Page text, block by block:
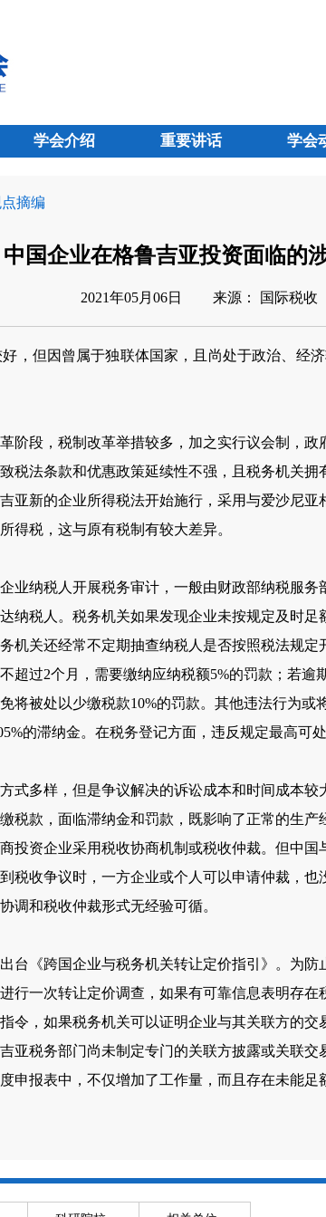
学会介绍 重要讲话 学会
摘编
中国企业在格鲁吉亚投资面临的
2021年05月06日 来源： 国际税收
，但因曾属于独联体国家，且尚处于政治、经
段，税制改革举措较多，加之实行议会制，政
税法条款和优惠政策延续性不强，且税务机关
亚新的企业所得税法开始施行，采用与爱沙尼
得税，这与原有税制有较大差异。
纳税人开展税务审计，一般由财政部纳税服务
纳税人。税务机关如果发现企业未按规定及时
机关还经常不定期抽查纳税人是否按照税法规
超过2个月，需要缴纳应纳税额5%的罚款；若逾
将被处以少缴税款10%的罚款。其他违法行为或
的滞纳金。在税务登记方面，违反规定最高可处
多样，但是争议解决的诉讼成本和时间成本较
税款，面临滞纳金和罚款，既影响了正常的生
投资企业采用税收协商机制或税收仲裁。但中国
税收争议时，一方企业或个人可以申请仲裁，
调和税收仲裁形式无经验可循。
《跨国企业与税务机关转让定价指引》。为防
行一次转让定价调查，如果有可靠信息表明存
令，如果税务机关可以证明企业与其关联方的
亚税务部门尚未制定专门的关联方披露或关联交
申报表中，不仅增加了工作量，而且存在未能足